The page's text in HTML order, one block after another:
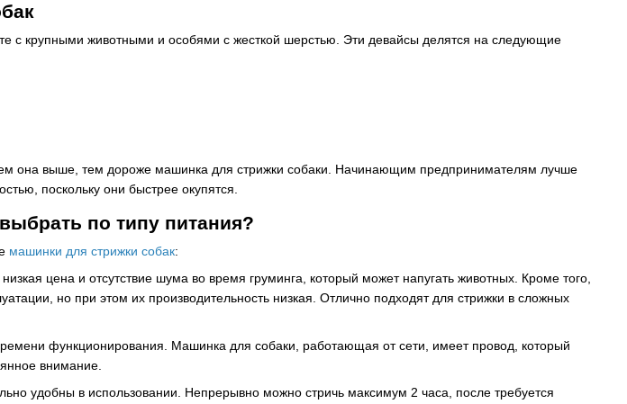
с крупными животными и особями с жесткой шерстью. Эти девайсы делятся на следующие
она выше, тем дороже машинка для стрижки собаки. Начинающим предпринимателям лучше
поскольку они быстрее окупятся.
по типу питания?
машинки для стрижки собак:
цена и отсутствие шума во время груминга, который может напугать животных. Кроме того,
но при этом их производительность низкая. Отлично подходят для стрижки в сложных
функционирования. Машинка для собаки, работающая от сети, имеет провод, который
внимание.
удобны в использовании. Непрерывно можно стричь максимум 2 часа, после требуется